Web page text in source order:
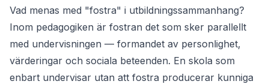
Vad menas med "fostra" i utbildningssammanhang?
Inom pedagogiken är fostran det som sker parallellt
med undervisningen — formandet av personlighet,
värderingar och sociala beteenden. En skola som
enbart undervisar utan att fostra producerar kunniga